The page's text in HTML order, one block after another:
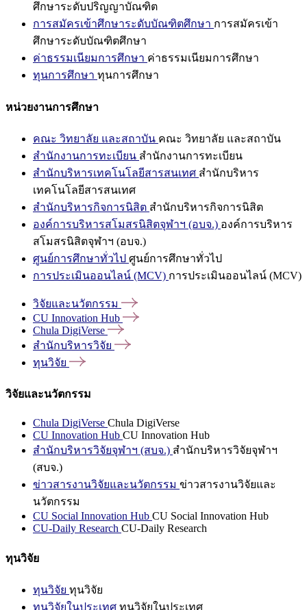
ศึกษาระดับปริญญาบัณฑิต
การสมัครเข้าศึกษาระดับบัณฑิตศึกษา การสมัครเข้า
ศึกษาระดับบัณฑิตศึกษา
ค่าธรรมเนียมการศึกษา ค่าธรรมเนียมการศึกษา
ทุนการศึกษา ทุนการศึกษา
หน่วยงานการศึกษา
คณะ วิทยาลัย และสถาบัน คณะ วิทยาลัย และสถาบัน
สำนักงานการทะเบียน สำนักงานการทะเบียน
สำนักบริหารเทคโนโลยีสารสนเทศ สำนักบริหาร
เทคโนโลยีสารสนเทศ
สำนักบริหารกิจการนิสิต สำนักบริหารกิจการนิสิต
องค์การบริหารสโมสรนิสิตจุฬาฯ (อบจ.) องค์การบริหาร
สโมสรนิสิตจุฬาฯ (อบจ.)
ศูนย์การศึกษาทั่วไป ศูนย์การศึกษาทั่วไป
การประเมินออนไลน์ (MCV) การประเมินออนไลน์ (MCV)
วิจัยและนวัตกรรม
CU Innovation Hub
Chula DigiVerse
สำนักบริหารวิจัย
ทุนวิจัย
วิจัยและนวัตกรรม
Chula DigiVerse Chula DigiVerse
CU Innovation Hub CU Innovation Hub
สำนักบริหารวิจัยจุฬาฯ (สบจ.) สำนักบริหารวิจัยจุฬาฯ
(สบจ.)
ข่าวสารงานวิจัยและนวัตกรรม ข่าวสารงานวิจัยและ
นวัตกรรม
CU Social Innovation Hub CU Social Innovation Hub
CU-Daily Research CU-Daily Research
ทุนวิจัย
ทุนวิจัย ทุนวิจัย
ทุนวิจัยในประเทศ ทุนวิจัยในประเทศ